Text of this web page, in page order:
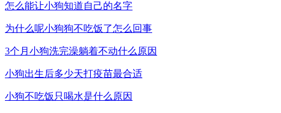
怎么能让小狗知道自己的名字
为什么呢小狗狗不吃饭了怎么回事
3个月小狗洗完澡躺着不动什么原因
小狗出生后多少天打疫苗最合适
小狗不吃饭只喝水是什么原因